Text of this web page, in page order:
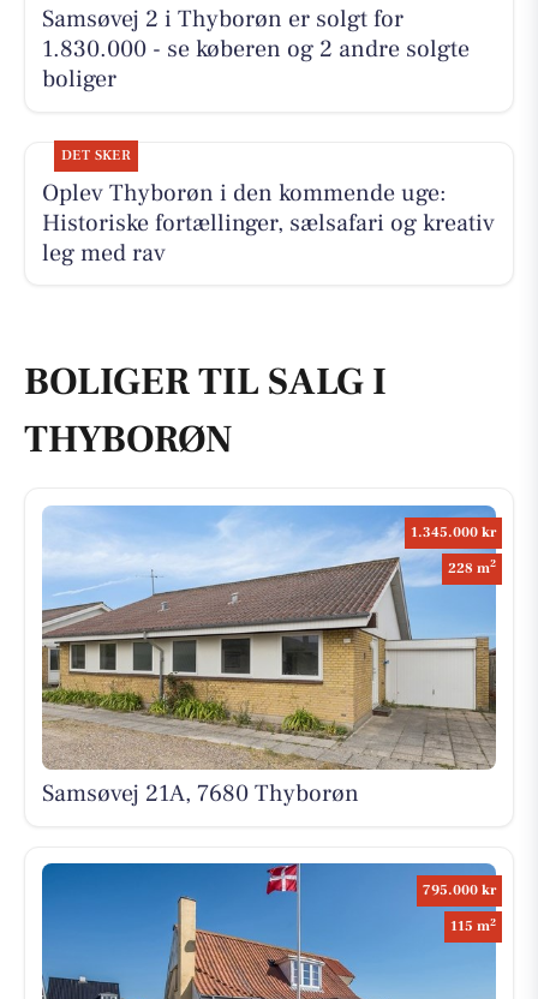
Samsøvej 2 i Thyborøn er solgt for
1.830.000 - se køberen og 2 andre solgte
boliger
DET SKER
Oplev Thyborøn i den kommende uge:
Historiske fortællinger, sælsafari og kreativ
leg med rav
BOLIGER TIL SALG I
THYBORØN
1.345.000 kr
228 m2
Samsøvej 21A, 7680 Thyborøn
795.000 kr
115 m2